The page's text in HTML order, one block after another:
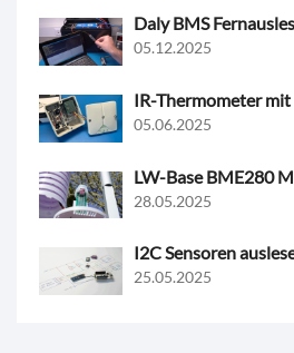
Daly BMS
05.12.2025
IR-Thermometer
05.06.2025
LW-Base BME280
28.05.2025
I2C Sensoren
25.05.2025